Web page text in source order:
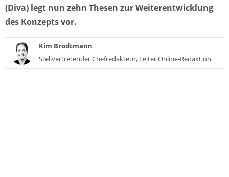
(Diva) legt nun zehn Thesen zur Weiterentwicklung
des Konzepts vor.
Kim Brodtmann
Stellvertretender Chefredakteur, Leiter Online-Redaktion